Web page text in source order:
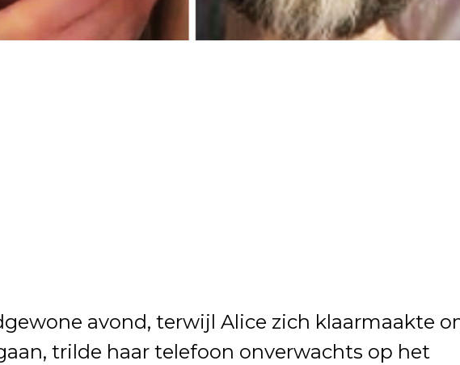
avond, terwijl Alice zich klaarmaakte
trilde haar telefoon onverwachts op het